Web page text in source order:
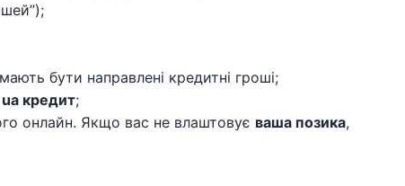
бути направлені кредитні гроші;
ua кредит;
онлайн. Якщо вас не влаштовує ваша позика,